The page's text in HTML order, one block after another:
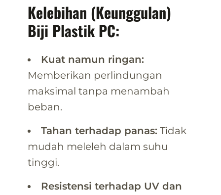
Kelebihan (Keunggulan)
Biji Plastik PC:
Kuat namun ringan:
Memberikan perlindungan
maksimal tanpa menambah
beban.
Tahan terhadap panas: Tidak
mudah meleleh dalam suhu
tinggi.
Resistensi terhadap UV dan